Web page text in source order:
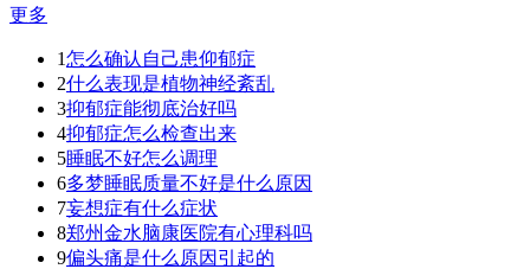
更多
1怎么确认自己患仰郁症
2什么表现是植物神经紊乱
3抑郁症能彻底治好吗
4抑郁症怎么检查出来
5睡眠不好怎么调理
6多梦睡眠质量不好是什么原因
7妄想症有什么症状
8郑州金水脑康医院有心理科吗
9偏头痛是什么原因引起的